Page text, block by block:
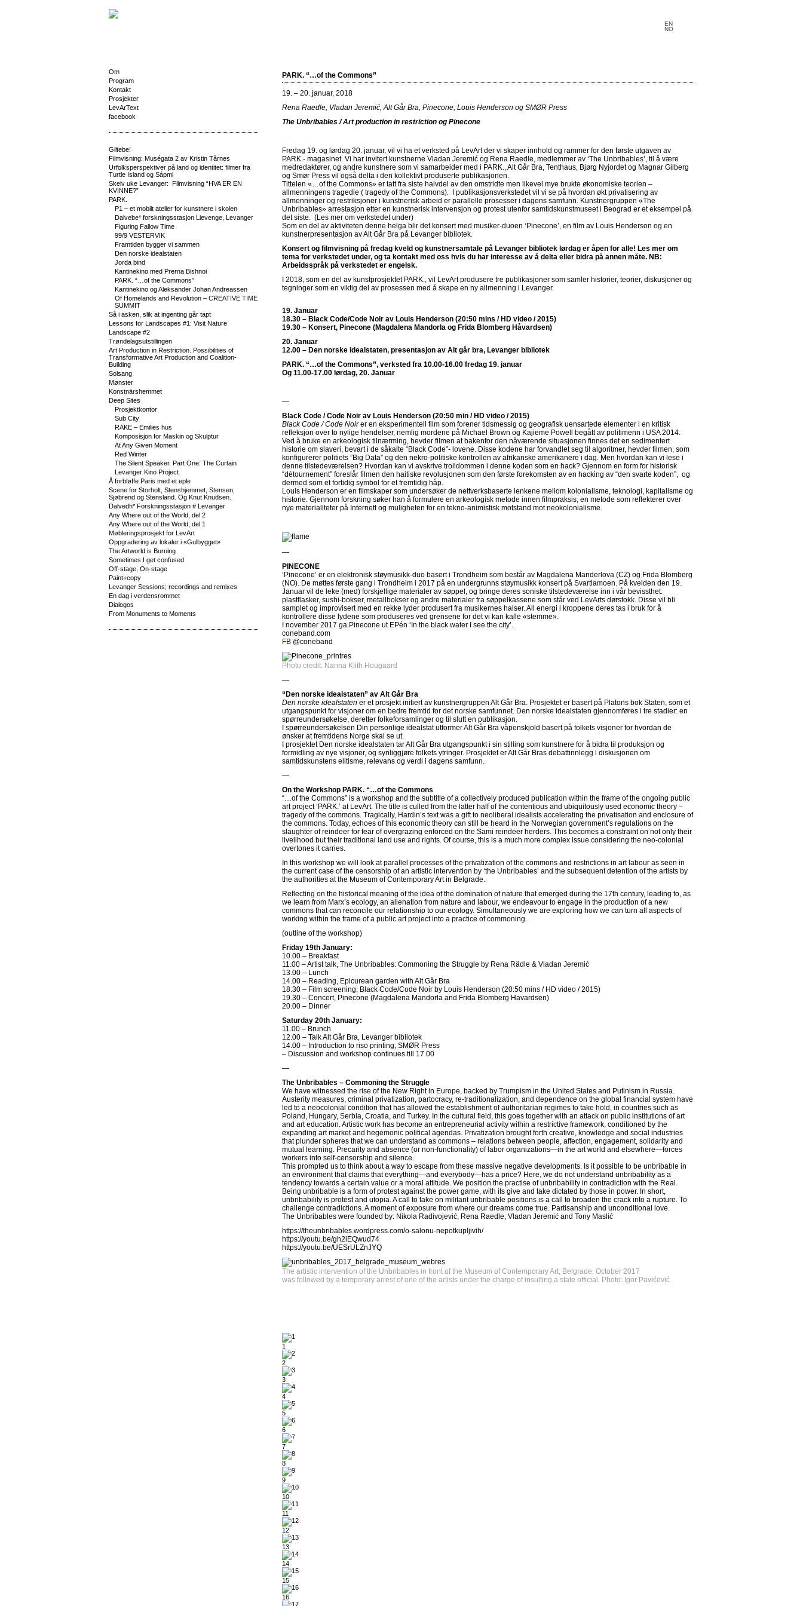
EN
NO
Om
Program
Kontakt
Prosjekter
LevArText
facebook
Giltebe!
Filmvisning: Muségata 2 av Kristin Tårnes
Urfolksperspektiver på land og identitet: filmer fra
Turtle Island og Sápmi
Skeiv uke Levanger: Filmvisning “HVA ER EN
KVINNE?”
PARK.
P1 – et mobilt atelier for kunstnere i skolen
Dalvebe* forskningsstasjon Lievenge, Levanger
Figuring Fallow Time
99/9 VESTERVIK
Framtiden bygger vi sammen
Den norske idealstaten
Jorda bind
Kantinekino med Prerna Bishnoi
PARK. “…of the Commons”
Kantinekino og Aleksander Johan Andreassen
Of Homelands and Revolution – CREATIVE TIME
SUMMIT
Så i asken, slik at ingenting går tapt
Lessons for Landscapes #1: Visit Nature
Landscape #2
Trøndelagsutstillingen
Art Production in Restriction. Possibilities of
Transformative Art Production and Coalition-
Building
Solsang
Mønster
Konstnärshemmet
Deep Sites
Prosjektkontor
Sub City
RAKE – Emilies hus
Komposisjon for Maskin og Skulptur
At Any Given Moment
Red Winter
The Silent Speaker. Part One: The Curtain
Levanger Kino Project
Å forbløffe Paris med et eple
Scene for Storholt, Stenshjemmet, Stensen,
Sjøbrend og Stensland. Og Knut Knudsen.
Dalvedh* Forskningsstasjon # Levanger
Any Where out of the World, del 2
Any Where out of the World, del 1
Møbleringsprosjekt for LevArt
Oppgradering av lokaler i «Gulbygget»
The Artworld is Burning
Sometimes I get confused
Off-stage, On-stage
Paint+copy
Levanger Sessions; recordings and remixes
En dag i verdensrommet
Dialogos
From Monuments to Moments
PARK. “…of the Commons”
19. – 20. januar, 2018
Rena Raedle, Vladan Jeremić, Alt Går Bra, Pinecone, Louis Henderson og SMØR Press
The Unbribables / Art production in restriction og Pinecone
Fredag 19. og lørdag 20. januar, vil vi ha et verksted på LevArt der vi skaper innhold og rammer for den første utgaven av
PARK.- magasinet. Vi har invitert kunstnerne Vladan Jeremić og Rena Raedle, medlemmer av ‘The Unbribables’, til å være
medredaktører, og andre kunstnere som vi samarbeider med i PARK., Alt Går Bra, Tenthaus, Bjørg Nyjordet og Magnar Gilberg
og Smør Press vil også delta i den kollektivt produserte publikasjonen.
Tittelen «…of the Commons» er tatt fra siste halvdel av den omstridte men likevel mye brukte økonomiske teorien –
allmenningens tragedie ( tragedy of the Commons). I publikasjonsverkstedet vil vi se på hvordan økt privatisering av
allmenninger og restriksjoner i kunstnerisk arbeid er parallelle prosesser i dagens samfunn. Kunstnergruppen «The
Unbribables» arrestasjon etter en kunstnerisk intervensjon og protest utenfor samtidskunstmuseet i Beograd er et eksempel på
det siste. (Les mer om verkstedet under)
Som en del av aktiviteten denne helga blir det konsert med musiker-duoen ‘Pinecone’, en film av Louis Henderson og en
kunstnerpresentasjon av Alt Går Bra på Levanger bibliotek.
Konsert og filmvisning på fredag kveld og kunstnersamtale på Levanger bibliotek lørdag er åpen for alle! Les mer om
tema for verkstedet under, og ta kontakt med oss hvis du har interesse av å delta eller bidra på annen måte. NB:
Arbeidsspråk på verkstedet er engelsk.
I 2018, som en del av kunstprosjektet PARK., vil LevArt produsere tre publikasjoner som samler historier, teorier, diskusjoner og
tegninger som en viktig del av prosessen med å skape en ny allmenning i Levanger.
19. Januar
18.30 – Black Code/Code Noir av Louis Henderson (20:50 mins / HD video / 2015)
19.30 – Konsert, Pinecone (Magdalena Mandorla og Frida Blomberg Håvardsen)
20. Januar
12.00 – Den norske idealstaten, presentasjon av Alt går bra, Levanger bibliotek
PARK. “…of the Commons”, verksted fra 10.00-16.00 fredag 19. januar
Og 11.00-17.00 lørdag, 20. Januar
—
Black Code / Code Noir av Louis Henderson (20:50 min / HD video / 2015)
Black Code / Code Noirer en eksperimentell film som forener tidsmessig og geografisk uensartede elementer i en kritisk
refleksjon over to nylige hendelser, nemlig mordene på Michael Brown og Kajieme Powell begått av politimenn i USA 2014.
Ved å bruke en arkeologisk tilnærming, hevder filmen at bakenfor den nåværende situasjonen finnes det en sedimentert
historie om slaveri, bevart i de såkalte “Black Code”- lovene. Disse kodene har forvandlet seg til algoritmer, hevder filmen, som
konfigurerer politiets ”Big Data” og den nekro-politiske kontrollen av afrikanske amerikanere i dag. Men hvordan kan vi lese i
denne tilstedeværelsen? Hvordan kan vi avskrive trolldommen i denne koden som en hack? Gjennom en form for historisk
“détournement” foreslår filmen den haitiske revolusjonen som den første forekomsten av en hacking av “den svarte koden”, og
dermed som et fortidig symbol for et fremtidig håp.
Louis Henderson er en filmskaper som undersøker de nettverksbaserte lenkene mellom kolonialisme, teknologi, kapitalisme og
historie. Gjennom forskning søker han å formulere en arkeologisk metode innen filmpraksis, en metode som reflekterer over
nye materialiteter på Internett og muligheten for en tekno-animistisk motstand mot neokolonialisme.
—
PINECONE
‘Pinecone’ er en elektronisk støymusikk-duo basert i Trondheim som består av Magdalena Manderlova (CZ) og Frida Blomberg
(NO). De møttes første gang i Trondheim i 2017 på en undergrunns støymusikk konsert på Svartlamoen. På kvelden den 19.
Januar vil de leke (med) forskjellige materialer av søppel, og bringe deres soniske tilstedeværelse inn i vår bevissthet:
plastflasker, sushi-bokser, metallbokser og andre materialer fra søppelkassene som står ved LevArts dørstokk. Disse vil bli
samplet og improvisert med en rekke lyder produsert fra musikernes halser. All energi i kroppene deres tas i bruk for å
kontrollere disse lydene som produseres ved grensene for det vi kan kalle «stemme».
I november 2017 ga Pinecone ut EPén ‘In the black water I see the city’.
coneband.com
FB @coneband
Photo credit: Nanna Klith Hougaard
—
“Den norske idealstaten” av Alt Går Bra
Den norske idealstaten er et prosjekt initiert av kunstnergruppen Alt Går Bra. Prosjektet er basert på Platons bok Staten, som et
utgangspunkt for visjoner om en bedre fremtid for det norske samfunnet. Den norske idealstaten gjennomføres i tre stadier: en
spørreundersøkelse, deretter folkeforsamlinger og til slutt en publikasjon.
I spørreundersøkelsen Din personlige idealstat utformer Alt Går Bra våpenskjold basert på folkets visjoner for hvordan de
ønsker at fremtidens Norge skal se ut.
I prosjektet Den norske idealstaten tar Alt Går Bra utgangspunkt i sin stilling som kunstnere for å bidra til produksjon og
formidling av nye visjoner, og synliggjøre folkets ytringer. Prosjektet er Alt Går Bras debattinnlegg i diskusjonen om
samtidskunstens elitisme, relevans og verdi i dagens samfunn.
—
On the Workshop PARK. “…of the Commons
“…of the Commons” is a workshop and the subtitle of a collectively produced publication within the frame of the ongoing public
art project ‘PARK.’ at LevArt. The title is culled from the latter half of the contentious and ubiquitously used economic theory –
tragedy of the commons. Tragically, Hardin’s text was a gift to neoliberal idealists accelerating the privatisation and enclosure of
the commons. Today, echoes of this economic theory can still be heard in the Norwegian government’s regulations on the
slaughter of reindeer for fear of overgrazing enforced on the Sami reindeer herders. This becomes a constraint on not only their
livelihood but their traditional land use and rights. Of course, this is a much more complex issue considering the neo-colonial
overtones it carries.
In this workshop we will look at parallel processes of the privatization of the commons and restrictions in art labour as seen in
the current case of the censorship of an artistic intervention by ‘the Unbribables’ and the subsequent detention of the artists by
the authorities at the Museum of Contemporary Art in Belgrade.
Reflecting on the historical meaning of the idea of the domination of nature that emerged during the 17th century, leading to, as
we learn from Marx’s ecology, an alienation from nature and labour, we endeavour to engage in the production of a new
commons that can reconcile our relationship to our ecology. Simultaneously we are exploring how we can turn all aspects of
working within the frame of a public art project into a practice of commoning.
(outline of the workshop)
Friday 19th January:
10.00 – Breakfast
11.00 – Artist talk, The Unbribables: Commoning the Struggle by Rena Rädle & Vladan Jeremić
13.00 – Lunch
14.00 – Reading, Epicurean garden with Alt Går Bra
18.30 – Film screening, Black Code/Code Noir by Louis Henderson (20:50 mins / HD video / 2015)
19.30 – Concert, Pinecone (Magdalena Mandorla and Frida Blomberg Havardsen)
20.00 – Dinner
Saturday 20th January:
11.00 – Brunch
12.00 – Talk Alt Går Bra, Levanger bibliotek
14.00 – Introduction to riso printing, SMØR Press
– Discussion and workshop continues till 17.00
—
The Unbribables – Commoning the Struggle
We have witnessed the rise of the New Right in Europe, backed by Trumpism in the United States and Putinism in Russia.
Austerity measures, criminal privatization, partocracy, re-traditionalization, and dependence on the global financial system have
led to a neocolonial condition that has allowed the establishment of authoritarian regimes to take hold, in countries such as
Poland, Hungary, Serbia, Croatia, and Turkey. In the cultural field, this goes together with an attack on public institutions of art
and art education. Artistic work has become an entrepreneurial activity within a restrictive framework, conditioned by the
expanding art market and hegemonic political agendas. Privatization brought forth creative, knowledge and social industries
that plunder spheres that we can understand as commons – relations between people, affection, engagement, solidarity and
mutual learning. Precarity and absence (or non-functionality) of labor organizations—in the art world and elsewhere—forces
workers into self-censorship and silence.
This prompted us to think about a way to escape from these massive negative developments. Is it possible to be unbribable in
an environment that claims that everything—and everybody—has a price? Here, we do not understand unbribability as a
tendency towards a certain value or a moral attitude. We position the practise of unbribability in contradiction with the Real.
Being unbribable is a form of protest against the power game, with its give and take dictated by those in power. In short,
unbribability is protest and utopia. A call to take on militant unbribable positions is a call to broaden the crack into a rupture. To
challenge contradictions. A moment of exposure from where our dreams come true. Partisanship and unconditional love.
The Unbribables were founded by: Nikola Radivojević, Rena Raedle, Vladan Jeremić and Tony Maslić
https://theunbribables.wordpress.com/o-salonu-nepotkupljivih/
https://youtu.be/gh2iEQwud74
https://youtu.be/UESrULZnJYQ
The artistic intervention of the Unbribables in front of the Museum of Contemporary Art, Belgrade, October 2017
was followed by a temporary arrest of one of the artists under the charge of insulting a state official. Photo: Igor Pavićević
1
2
3
4
5
6
7
8
9
10
11
12
13
14
15
16